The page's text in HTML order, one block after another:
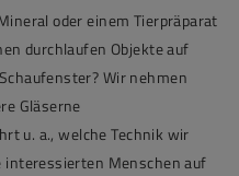
oder einem Tierpräparat
durchlaufen Objekte auf
Wir nehmen
Gläserne
u. a., welche Technik wir
interessierten Menschen auf